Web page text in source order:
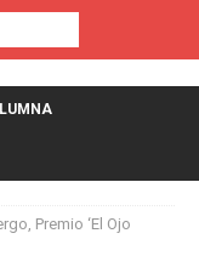
Premio ‘El Ojo